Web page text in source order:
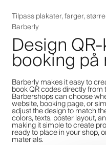
Tilpass plakater, farger,
Barberly
Design
booking
Barberly makes it easy to
book QR codes directly
Barbershops can choose
website, booking page, or
adjust the design to match
colors, texts, poster layout,
making it simple to create
ready to place in your shop,
materials.